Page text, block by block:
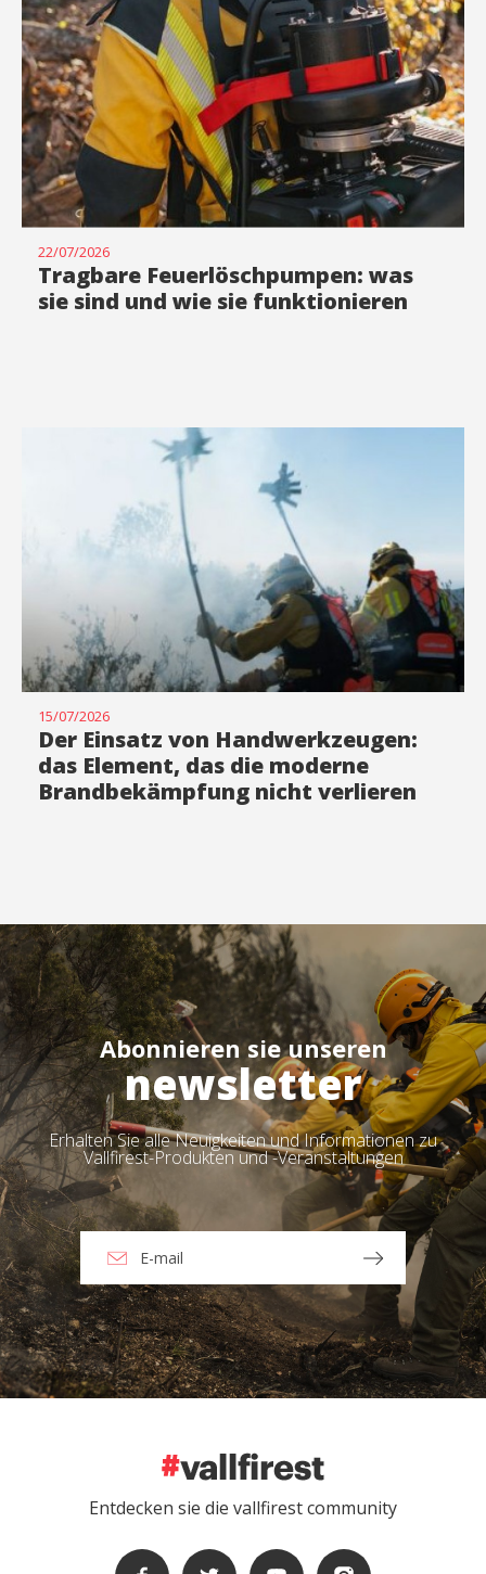
22/07/2026
Tragbare Feuerlöschpumpen: was
sie sind und wie sie funktionieren
15/07/2026
Der Einsatz von Handwerkzeugen:
das Element, das die moderne
Brandbekämpfung nicht verlieren
Abonnieren sie unseren
newsletter
Erhalten Sie alle Neuigkeiten und Informationen zu
Vallfirest-Produkten und -Veranstaltungen
Entdecken sie die vallfirest community